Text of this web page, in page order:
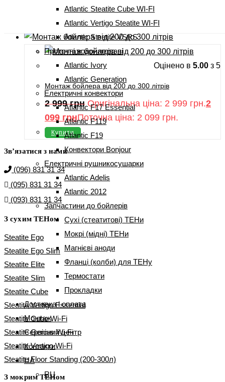
Atlantic Steatite Cube WI-FI
Atlantic Vertigo Steatite WI-FI
Atlantic Steatite VSRS
Проточні водонагрівачі
Atlantic Ivory
Atlantic Generation
Електричні конвектори
Atlantic F17 Essential
Atlantic F119
Atlantic F19
Конвектори Bonjour
Електричні рушникосушарки
Atlantic Adelis
Atlantic 2012
Запчастини до бойлерів
Сухі (стеатитові) ТЕНи
Мокрі (мідні) ТЕНи
Магнієві аноди
Фланці (колби) для ТЕНу
Термостати
Прокладки
Доставка і оплата
Монтаж
Сервісний центр
Контакти
UA
RU
499 грнПоточна ціна: 1 499 грн.
Купити
Оцінено в 5.00 з 5
Монтаж бойлера від 200 до 300 літрів
2 999грн Оригінальна ціна: 2 999 грн.2
099 грнПоточна ціна: 2 099 грн.
Купити
Зв’язатися з нами
(096) 831 31 34
(095) 831 31 34
(093) 831 31 34
З сухим ТЕНом
Steatite Ego
Steatite Ego Slim
Steatite Elite
Steatite Slim
Steatite Cube
Steatite Vertigo Essential
Steatite Cube Wi-Fi
Steatite Genius Wi-Fi
Steatite Vertigo Wi-Fi
Steatite Floor Standing (200-300л)
З мокрим ТЕНом